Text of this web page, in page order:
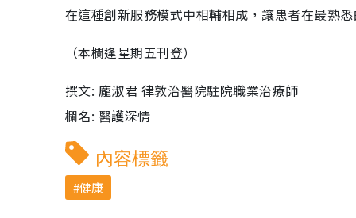
在這種創新服務模式中相輔相成，讓患者在最熟
（本欄逢星期五刊登）
撰文: 龐淑君 律敦治醫院駐院職業治療師
欄名: 醫護深情
內容標籤
健康